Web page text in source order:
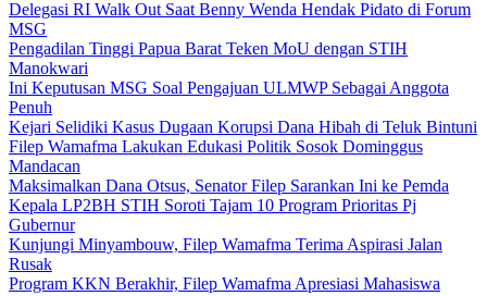
Delegasi RI Walk Out Saat Benny Wenda Hendak Pidato di Forum
MSG
Pengadilan Tinggi Papua Barat Teken MoU dengan STIH
Manokwari
Ini Keputusan MSG Soal Pengajuan ULMWP Sebagai Anggota
Penuh
Kejari Selidiki Kasus Dugaan Korupsi Dana Hibah di Teluk Bintuni
Filep Wamafma Lakukan Edukasi Politik Sosok Dominggus
Mandacan
Maksimalkan Dana Otsus, Senator Filep Sarankan Ini ke Pemda
Kepala LP2BH STIH Soroti Tajam 10 Program Prioritas Pj
Gubernur
Kunjungi Minyambouw, Filep Wamafma Terima Aspirasi Jalan
Rusak
Program KKN Berakhir, Filep Wamafma Apresiasi Mahasiswa